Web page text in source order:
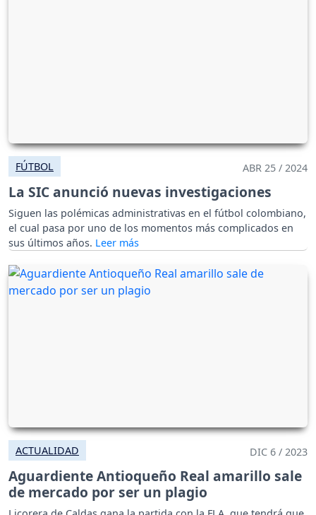
FÚTBOL ABR 25 / 2024
La SIC anunció nuevas investigaciones
Siguen las polémicas administrativas en el fútbol colombiano,
el cual pasa por uno de los momentos más complicados en
sus últimos años.
ACTUALIDAD DIC 6 / 2023
Aguardiente Antioqueño Real amarillo sale
de mercado por ser un plagio